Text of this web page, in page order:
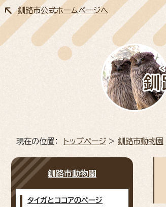
釧路市公式ホームページへ
現在の位置： トップページ > 釧路市動物園
釧路市動物園
タイガとココアのページ